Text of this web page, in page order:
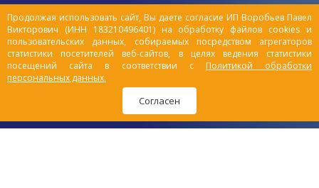
Продолжая использовать сайт, Вы даете согласие ИП Воробьев Павел
Викторович (ИНН 183210496401) на обработку файлов cookies и
пользовательских данных, собираемых посредством агрегаторов
статистики посетителей веб-сайтов, в целях ведения статистики
посещений сайта в соответствии с Политикой обработки
персональных данных.
Согласен